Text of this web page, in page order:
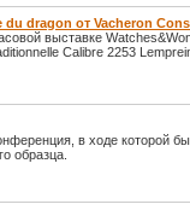
du dragon от Vacheron
выставке
Calibre 2253
в ходе которой
образца.